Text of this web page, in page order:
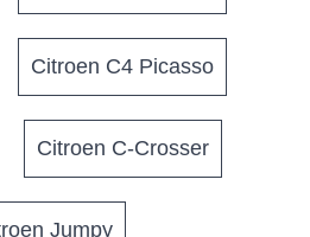
Citroen C4 Picasso
Citroen C-Crosser
Jumpy